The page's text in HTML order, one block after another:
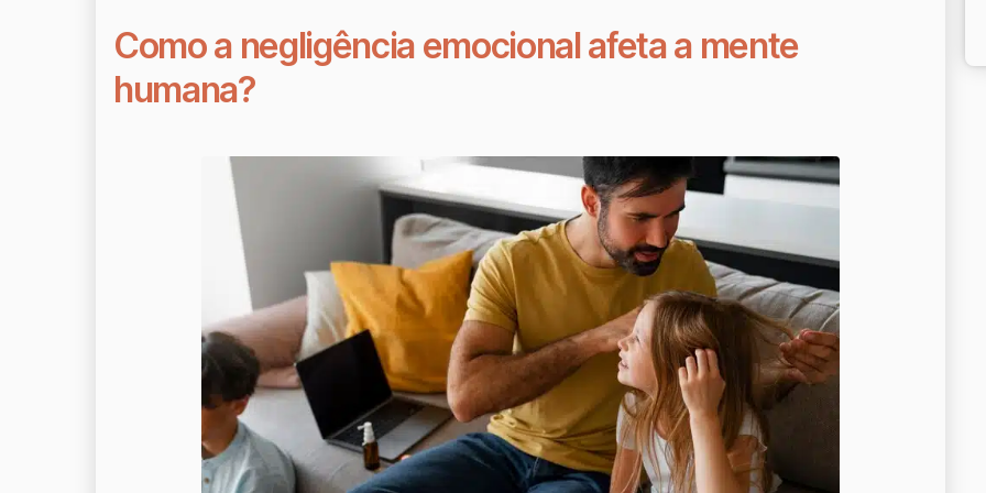
Como a negligência emocional afeta a mente
humana?